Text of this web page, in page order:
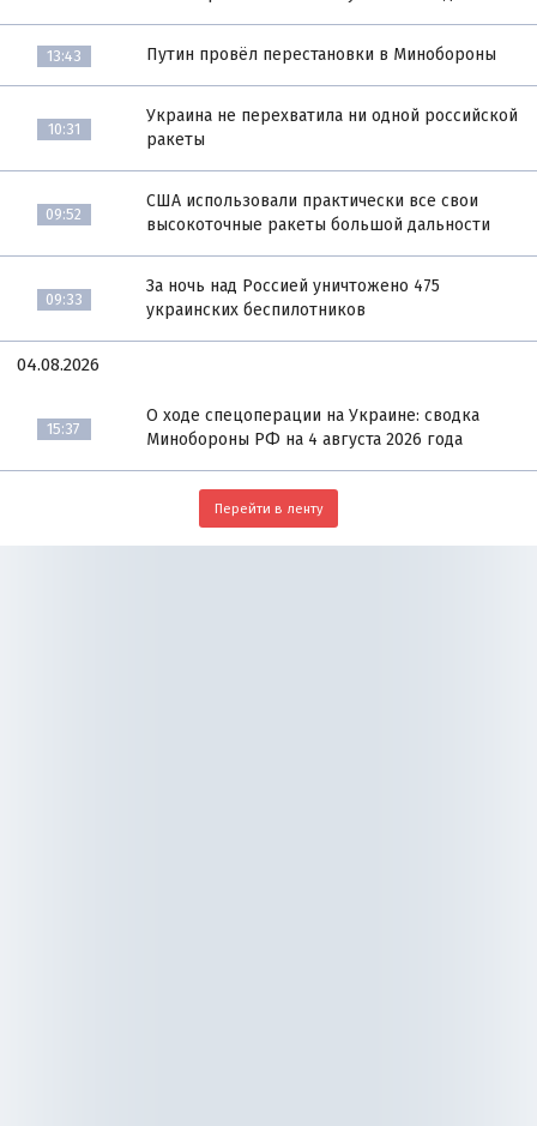
13:43 Путин провёл перестановки в Минобороны
10:31
Украина не перехватила ни одной российской
ракеты
09:52
США использовали практически все свои
высокоточные ракеты большой дальности
09:33
За ночь над Россией уничтожено 475
украинских беспилотников
04.08.2026
15:37
О ходе спецоперации на Украине: сводка
Минобороны РФ на 4 августа 2026 года
Перейти в ленту